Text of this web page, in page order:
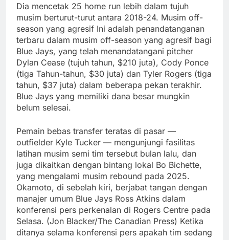
Dia mencetak 25 home run lebih dalam tujuh
musim berturut-turut antara 2018-24. Musim off-
season yang agresif Ini adalah penandatanganan
terbaru dalam musim off-season yang agresif bagi
Blue Jays, yang telah menandatangani pitcher
Dylan Cease (tujuh tahun, $210 juta), Cody Ponce
(tiga Tahun-tahun, $30 juta) dan Tyler Rogers (tiga
tahun, $37 juta) dalam beberapa pekan terakhir.
Blue Jays yang memiliki dana besar mungkin
belum selesai.
Pemain bebas transfer teratas di pasar —
outfielder Kyle Tucker — mengunjungi fasilitas
latihan musim semi tim tersebut bulan lalu, dan
juga dikaitkan dengan bintang lokal Bo Bichette,
yang mengalami musim rebound pada 2025.
Okamoto, di sebelah kiri, berjabat tangan dengan
manajer umum Blue Jays Ross Atkins dalam
konferensi pers perkenalan di Rogers Centre pada
Selasa. (Jon Blacker/The Canadian Press) Ketika
ditanya selama konferensi pers apakah tim sedang